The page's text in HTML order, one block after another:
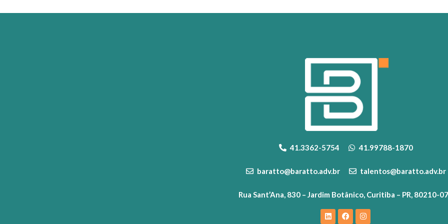
41.3362-5754 41.99788-1870
baratto@baratto.adv.br talentos@baratto.adv.br
Rua Sant’Ana, 830 – Jardim Botânico, Curitiba – PR, 80210-